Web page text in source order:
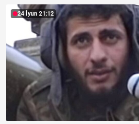
24 İyun 21:12